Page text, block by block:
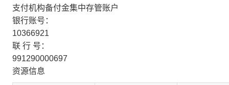
支付机构备付金集中存管账户
银行账号：
10366921
联 行 号：
991290000697
资源信息